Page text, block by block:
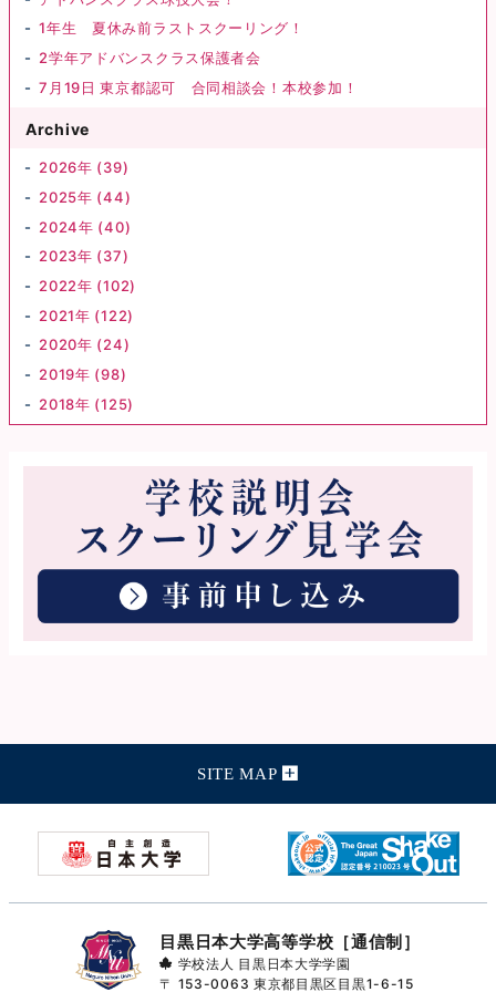
1年生 夏休み前ラストスクーリング！
2学年アドバンスクラス保護者会
7月19日 東京都認可 合同相談会！本校参加！
Archive
2026年 (39)
2025年 (44)
2024年 (40)
2023年 (37)
2022年 (102)
2021年 (122)
2020年 (24)
2019年 (98)
2018年 (125)
SITE MAP
目黒日本大学高等学校［通信制］
学校法人 目黒日本大学学園
〒 153-0063 東京都目黒区目黒1-6-15